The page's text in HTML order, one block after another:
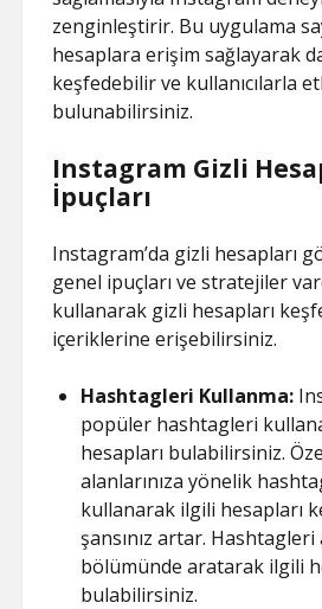
zenginleştirir. Bu uygulama
hesaplara erişim sağlayarak
keşfedebilir ve kullanıcılarla
bulunabilirsiniz.
Instagram Gizli
İpuçları
Instagram’da gizli hesapları
genel ipuçları ve stratejiler
kullanarak gizli hesapları
içeriklerine erişebilirsiniz.
Hashtagleri Kullanma:
popüler hashtagleri
hesapları bulabilirsiniz.
alanlarınıza yönelik
kullanarak ilgili hesapları
şansınız artar. Hashtagleri
bölümünde aratarak ilgili
bulabilirsiniz.